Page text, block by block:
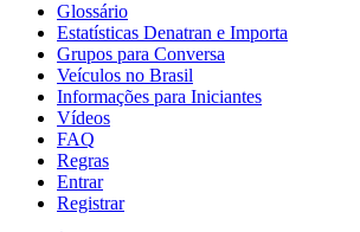
Glossário
Estatísticas Denatran e Importa
Grupos para Conversa
Veículos no Brasil
Informações para Iniciantes
Vídeos
FAQ
Regras
Entrar
Registrar